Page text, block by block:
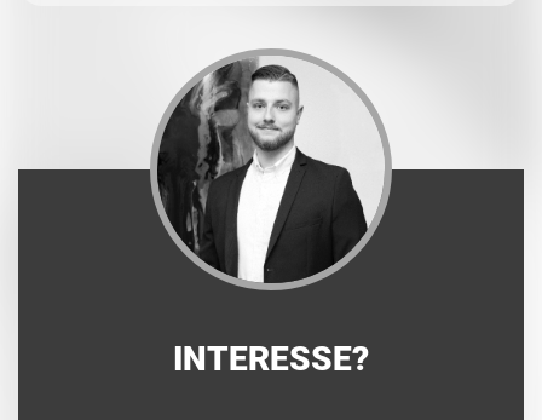
INTERESSE?